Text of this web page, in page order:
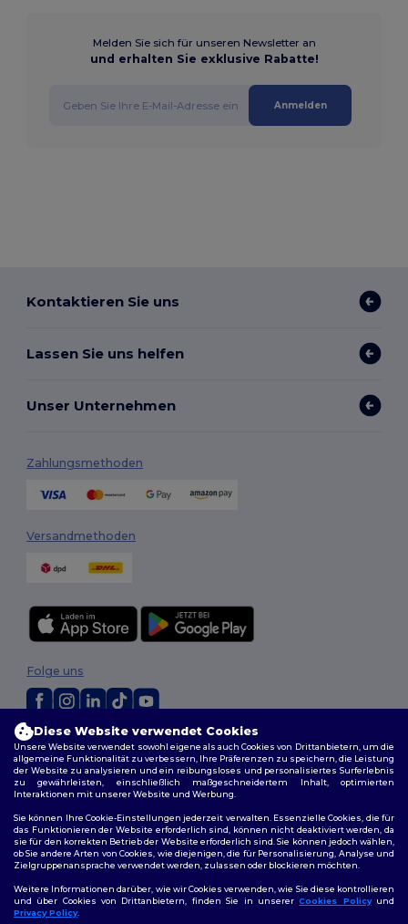
Melden Sie sich für unseren Newsletter an
und erhalten Sie exklusive Rabatte!
Anmelden
Kontaktieren Sie uns
Lassen Sie uns helfen
Unser Unternehmen
Zahlungsmethoden
Versandmethoden
Allgemeine Geschäftsbedingungen|Personalisierungsrichtlinien|
Datenschutzbestimmungen| Cookie-Richtlinie|Site Map
Folge uns
Diese Website verwendet Cookies
Unsere Website verwendet sowohl eigene als auch Cookies von Drittanbietern, um die
allgemeine Funktionalität zu verbessern, Ihre Präferenzen zu speichern, die Leistung
der Website zu analysieren und ein reibungsloses und personalisiertes Surferlebnis
zu gewährleisten, einschließlich maßgeschneidertem Inhalt, optimierten
Interaktionen mit unserer Website und Werbung.
Sie können Ihre Cookie-Einstellungen jederzeit verwalten. Essenzielle Cookies, die für
das Funktionieren der Website erforderlich sind, können nicht deaktiviert werden, da
sie für den korrekten Betrieb der Website erforderlich sind. Sie können jedoch wählen,
ob Sie andere Arten von Cookies, wie diejenigen, die für Personalisierung, Analyse und
Zielgruppenansprache verwendet werden, zulassen oder blockieren möchten.
Weitere Informationen darüber, wie wir Cookies verwenden, wie Sie diese kontrollieren
und über Cookies von Drittanbietern, finden Sie in unsererCookies Policyund
Privacy Policy.